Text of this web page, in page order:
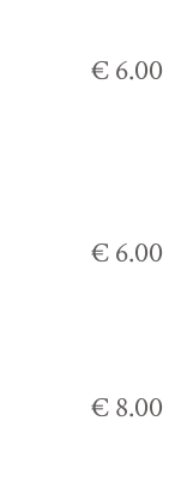
€ 6.00
€ 6.00
€ 8.00